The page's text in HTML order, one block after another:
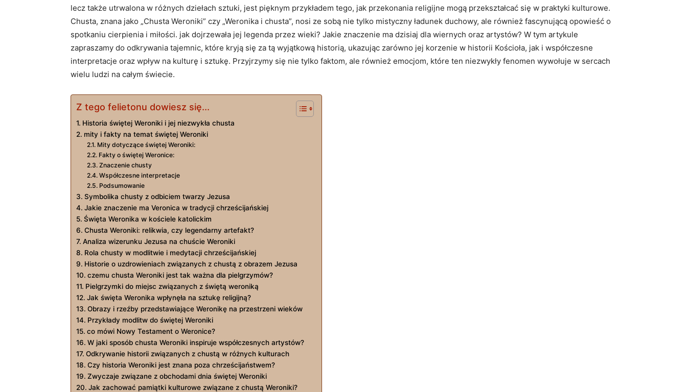
lecz także⁢ utrwalona‌ w różnych dziełach sztuki, jest pięknym przykładem tego,‌ jak przekonania religijne mogą przekształcać się w praktyki kulturowe.
Chusta, znana jako „Chusta Weroniki” ⁤czy „Weronika i chusta”, nosi ze ‌sobą nie tylko mistyczny⁢ ładunek duchowy, ale również fascynującą opowieść o
spotkaniu cierpienia i miłości.⁢ jak dojrzewała jej‌ legenda przez wieki? Jakie ⁤znaczenie⁢ ma dzisiaj dla wiernych ⁣oraz artystów? W tym artykule
zapraszamy do odkrywania⁤ tajemnic, które kryją się za​ tą wyjątkową​ historią, ‍ukazując zarówno​ jej korzenie w historii Kościoła, jak i​ współczesne
interpretacje ⁣oraz wpływ na ‍kulturę i sztukę. Przyjrzymy się nie tylko ⁣faktom, ale również emocjom,⁢ które ten niezwykły ⁢fenomen wywołuje⁢ w sercach
‍wielu ludzi na ​całym ‍świecie.
Z tego felietonu dowiesz się...
Historia świętej Weroniki⁢ i jej⁤ niezwykła chusta
mity i ​fakty ‍na temat‍ świętej Weroniki
Mity dotyczące świętej Weroniki:
Fakty⁣ o świętej‍ Weronice:
Znaczenie ‌chusty
Współczesne interpretacje
Podsumowanie
Symbolika chusty z ⁣odbiciem twarzy Jezusa
Jakie znaczenie ma Veronica w tradycji ‍chrześcijańskiej
Święta Weronika w kościele katolickim
Chusta Weroniki: relikwia, czy legendarny artefakt?
Analiza wizerunku Jezusa na ‍chuście ‌Weroniki
Rola chusty w modlitwie i medytacji chrześcijańskiej
Historie o⁤ uzdrowieniach związanych z‍ chustą z obrazem Jezusa
czemu ⁣chusta‍ Weroniki⁢ jest tak ​ważna dla pielgrzymów?
Pielgrzymki do⁢ miejsc związanych z świętą weroniką
Jak święta Weronika wpłynęła na⁢ sztukę religijną?
Obrazy⁣ i rzeźby przedstawiające Weronikę na przestrzeni wieków
Przykłady modlitw do świętej Weroniki
co mówi Nowy Testament o‌ Weronice?
W jaki sposób chusta ⁤Weroniki inspiruje⁣ współczesnych ⁣artystów?
Odkrywanie ‌historii ⁢związanych z chustą w różnych​ kulturach
Czy historia Weroniki jest znana poza chrześcijaństwem?
Zwyczaje związane z ‌obchodami dnia świętej ⁤Weroniki
Jak zachować‌ pamiątki kulturowe związane ⁣z⁤ chustą Weroniki?